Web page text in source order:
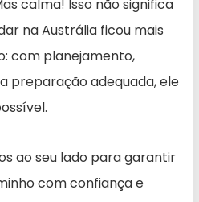
calma! Isso não significa
na Austrália ficou mais
com planejamento,
preparação adequada, ele
ao seu lado para garantir
com confiança e